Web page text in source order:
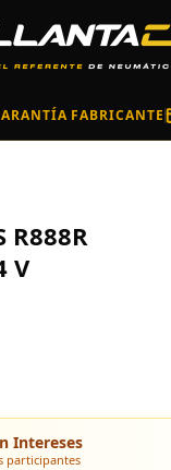
FABRICANTE
R888R
V
Intereses
participantes